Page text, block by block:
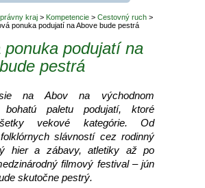
kraj > Kompetencie > Cestovný ruch >
ponuka podujatí na Above bude pestrá
ponuka podujatí na
pestrá
na Abov na východnom
bohatú paletu podujatí, ktoré
vekové kategórie. Od
slávností cez rodinný
hier a zábavy, atletiky až po
filmový festival – jún
skutočne pestrý.